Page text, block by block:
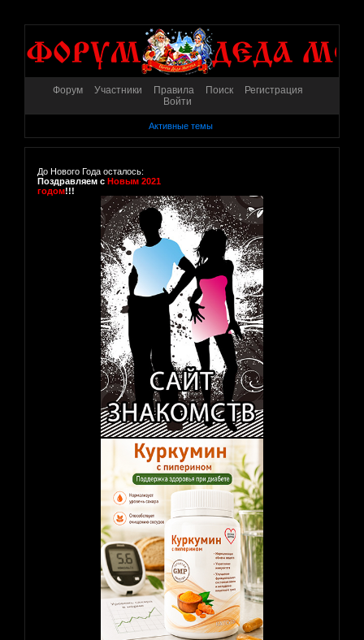
Форум Участники Правила Поиск
Регистрация
Войти
Активные темы
До Нового Года осталось:
Поздравляем с Новым 2021
годом!!!